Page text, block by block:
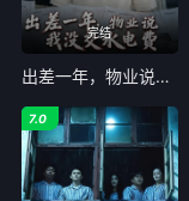
完结
出差一年，物业说我没交水电费
7.0